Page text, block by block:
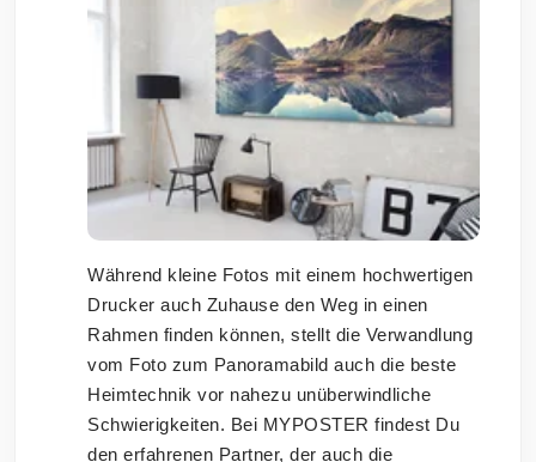
Während kleine Fotos mit einem hochwertigen
Drucker auch Zuhause den Weg in einen
Rahmen finden können, stellt die Verwandlung
vom Foto zum Panoramabild auch die beste
Heimtechnik vor nahezu unüberwindliche
Schwierigkeiten. Bei MYPOSTER findest Du
den erfahrenen Partner, der auch die